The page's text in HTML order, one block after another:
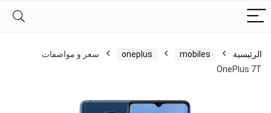
الرئيسية mobiles
oneplus
سعر و مواصفات
OnePlus 7T